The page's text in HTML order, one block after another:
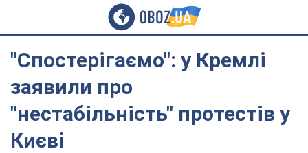
"Спостерігаємо": у Кремлі
заявили про
"нестабільність" протестів у
Києві